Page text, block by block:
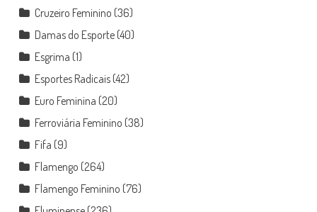
Cruzeiro Feminino (36)
Damas do Esporte(40)
Esgrima (1)
Esportes Radicais(42)
Euro Feminina (20)
Ferroviária Feminino (38)
Fifa (9)
Flamengo (264)
Flamengo Feminino (76)